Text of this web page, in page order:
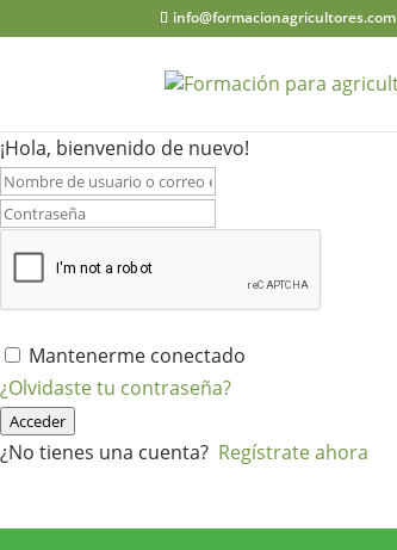
info@formacionagricultores.com
¡Hola, bienvenido de nuevo!
Mantenerme conectado
¿Olvidaste tu contraseña?
Acceder
¿No tienes una cuenta? Regístrate ahora